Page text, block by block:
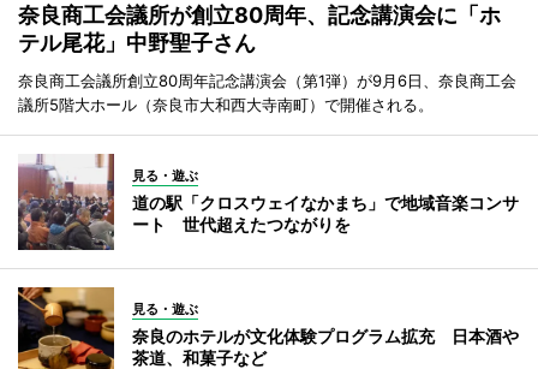
奈良商工会議所が創立80周年、記念講演会に「ホ
テル尾花」中野聖子さん
奈良商工会議所創立80周年記念講演会（第1弾）が9月6日、奈良商工会
議所5階大ホール（奈良市大和西大寺南町）で開催される。
見る・遊ぶ
道の駅「クロスウェイなかまち」で地域音楽コンサ
ート 世代超えたつながりを
見る・遊ぶ
奈良のホテルが文化体験プログラム拡充 日本酒や
茶道、和菓子など